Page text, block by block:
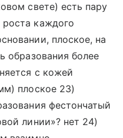
свете) есть пару
каждого
плоское, на
образования более
с кожей
плоское 23)
фестончатый
линии»? нет 24)